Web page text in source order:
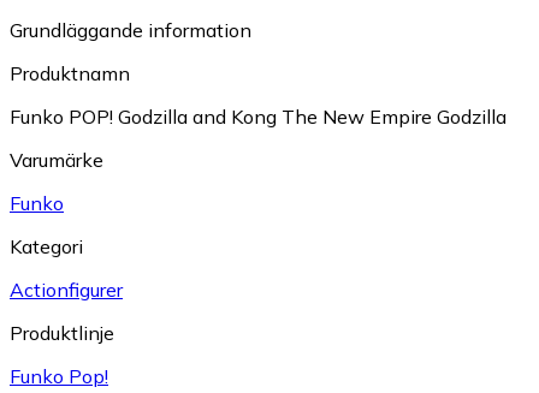
Grundläggande information
Produktnamn
Funko POP! Godzilla and Kong The New Empire Godzilla
Varumärke
Funko
Kategori
Actionfigurer
Produktlinje
Funko Pop!